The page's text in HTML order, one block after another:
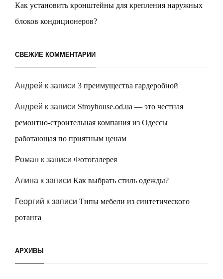
Как установить кронштейны для крепления наружных
блоков кондиционеров?
СВЕЖИЕ КОММЕНТАРИИ
Андрей к записи 3 преимущества гардеробной
Андрей к записи Stroyhouse.od.ua — это честная
ремонтно-строительная компания из Одессы
работающая по приятным ценам
Роман к записи Фотогалерея
Алина к записи Как выбрать стиль одежды?
Георгий к записи Типы мебели из синтетического
ротанга
АРХИВЫ